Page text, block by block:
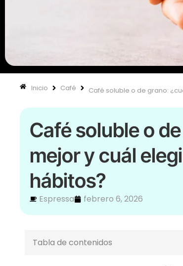
Inicio Café Café soluble o de grano:
Café soluble o
mejor y cuál
hábitos?
Espressa febrero 6, 2026
Tabla de contenidos